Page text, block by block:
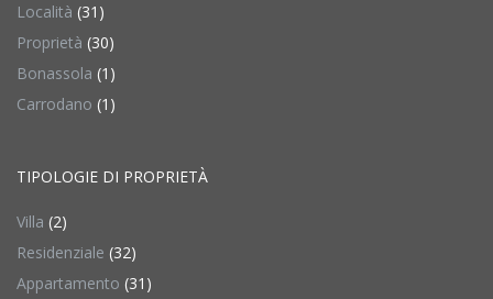
Località (31)
Proprietà (30)
Bonassola (1)
Carrodano (1)
TIPOLOGIE DI PROPRIETÀ
Villa (2)
Residenziale (32)
Appartamento (31)